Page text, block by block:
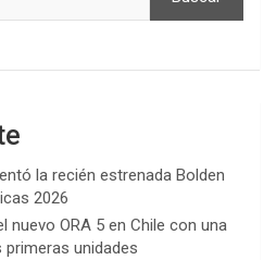
la recién estrenada Bolden
2026
nuevo ORA 5 en Chile con una
unidades